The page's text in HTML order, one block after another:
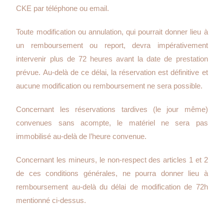
CKE par téléphone ou email.
Toute modification ou annulation, qui pourrait donner lieu à
un remboursement ou report, devra impérativement
intervenir plus de 72 heures avant la date de prestation
prévue. Au-delà de ce délai, la réservation est définitive et
aucune modification ou remboursement ne sera possible.
Concernant les réservations tardives (le jour même)
convenues sans acompte, le matériel ne sera pas
immobilisé au-delà de l’heure convenue.
Concernant les mineurs, le non-respect des articles 1 et 2
de ces conditions générales, ne pourra donner lieu à
remboursement au-delà du délai de modification de 72h
mentionné ci-dessus.